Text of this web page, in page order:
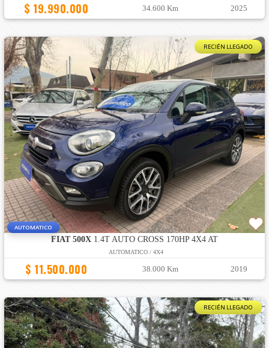
$ 19.990.000 34.600 Km 2025
RECIÉN LLEGADO
AUTOMATICO
FIAT 500X1.4T AUTO CROSS 170HP 4X4 AT
AUTOMATICO / 4X4
$ 11.500.000 38.000 Km 2019
RECIÉN LLEGADO